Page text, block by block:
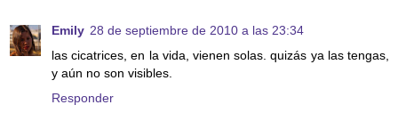
Emily 28 de septiembre de 2010 a las 23:34
las cicatrices, en la vida, vienen solas. quizás ya las tengas,
y aún no son visibles.
Responder